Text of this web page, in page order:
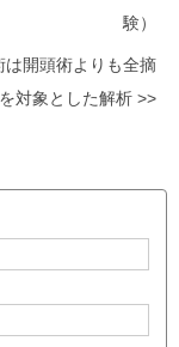
験）
開頭術よりも全摘
対象とした解析 >>